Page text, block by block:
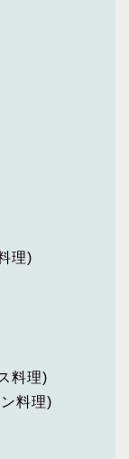
理)
料理)
料理)